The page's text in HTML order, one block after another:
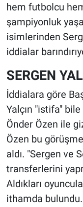
hem futbolcu
şampiyonluk
isimlerinden
iddialar
SERGEN
İddialara göre
Yalçın "istifa"
Önder Özen ile
Özen bu
aldı. "Sergen ve
transferlerini
Aldıkları
ithamda